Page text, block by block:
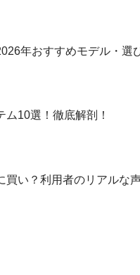
年おすすめモデル・選
10選！徹底解剖！
買い？利用者のリアルな